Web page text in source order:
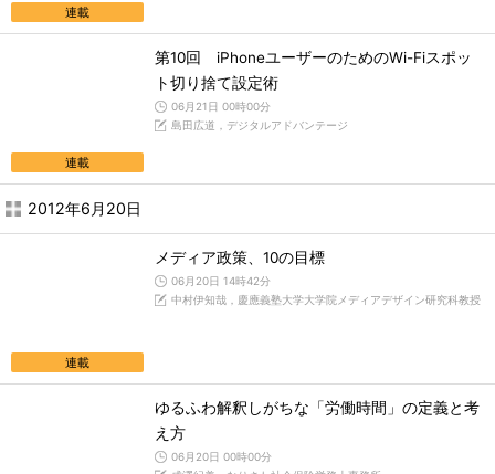
連載
連載
第10回 iPhoneユーザーのためのWi-Fiスポッ
ト切り捨て設定術
06月21日 00時00分
島田広道，デジタルアドバンテージ
2012年6月20日
連載
メディア政策、10の目標
06月20日 14時42分
中村伊知哉，慶應義塾大学大学院メディアデザイン研究科教授
ゆるふわ解釈しがちな「労働時間」の定義と考
え方
06月20日 00時00分